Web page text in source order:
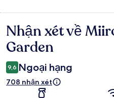
Nhận
xét
Nhận xét về
Garden
9,6 Ngoại hạng
708 nhận xét